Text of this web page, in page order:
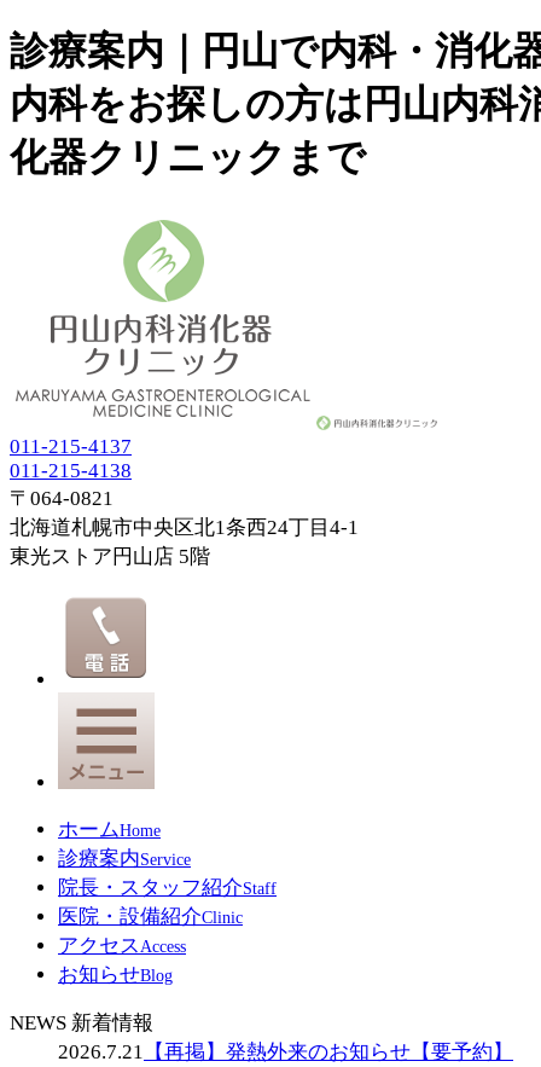
診療案内｜円山で内科・消化
内科をお探しの方は円山内科
化器クリニックまで
011-215-4137
011-215-4138
〒064-0821
北海道札幌市中央区北1条西24丁目4-1
東光ストア円山店 5階
ホームHome
診療案内Service
院長・スタッフ紹介Staff
医院・設備紹介Clinic
アクセスAccess
お知らせBlog
NEWS 新着情報
2026.7.21 【再掲】発熱外来のお知らせ【要予約】